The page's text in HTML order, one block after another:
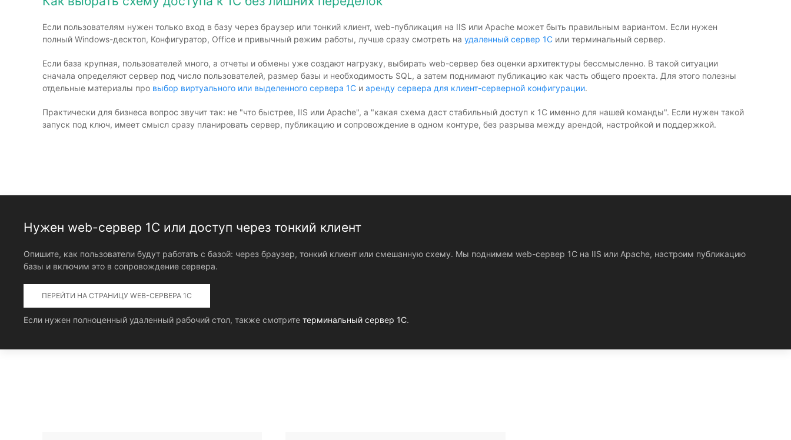
Если пользователям нужен только вход в базу через браузер или тонкий клиент, web-публикация на IIS или Apache может быть правильным вариантом. Если нужен
полный Windows-десктоп, Конфигуратор, Office и привычный режим работы, лучше сразу смотреть на удаленный сервер 1С или терминальный сервер.
Если база крупная, пользователей много, а отчеты и обмены уже создают нагрузку, выбирать web-сервер без оценки архитектуры бессмысленно. В такой ситуации
сначала определяют сервер под число пользователей, размер базы и необходимость SQL, а затем поднимают публикацию как часть общего проекта. Для этого полезны
отдельные материалы про выбор виртуального или выделенного сервера 1С и аренду сервера для клиент-серверной конфигурации.
Практически для бизнеса вопрос звучит так: не "что быстрее, IIS или Apache", а "какая схема даст стабильный доступ к 1С именно для нашей команды". Если нужен такой
запуск под ключ, имеет смысл сразу планировать сервер, публикацию и сопровождение в одном контуре, без разрыва между арендой, настройкой и поддержкой.
Нужен web-сервер 1С или доступ через тонкий клиент
Опишите, как пользователи будут работать с базой: через браузер, тонкий клиент или смешанную схему. Мы поднимем web-сервер 1С на IIS или Apache, настроим публикацию
базы и включим это в сопровождение сервера.
ПЕРЕЙТИ НА СТРАНИЦУ WEB-СЕРВЕРА 1С
Если нужен полноценный удаленный рабочий стол, также смотрите терминальный сервер 1С.